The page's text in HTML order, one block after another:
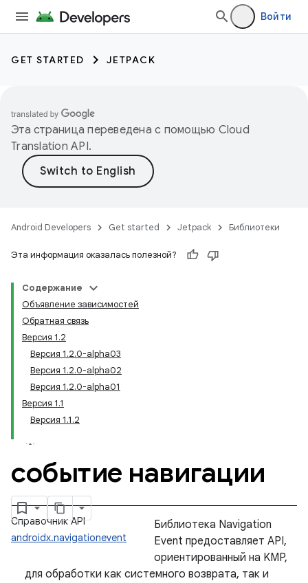
Войти
GET STARTED JETPACK
Эта страница переведена с помощью Cloud
Translation API.
Android Developers Get started Jetpack Библиотеки
Эта информация оказалась полезной?
Содержание
Объявление зависимостей
Обратная связь
Версия 1.2
Версия 1.2.0-alpha03
Версия 1.2.0-alpha02
Версия 1.2.0-alpha01
Версия 1.1
Версия 1.1.2
событие навигации
Справочник API
androidx.navigationevent
Библиотека Navigation
Event предоставляет API,
ориентированный на KMP,
для обработки как системного возврата, так и